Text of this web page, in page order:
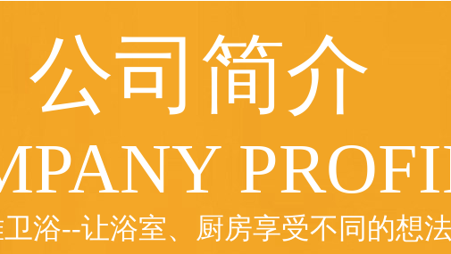
公司简介
浴--让浴室、厨房享受不同的想法